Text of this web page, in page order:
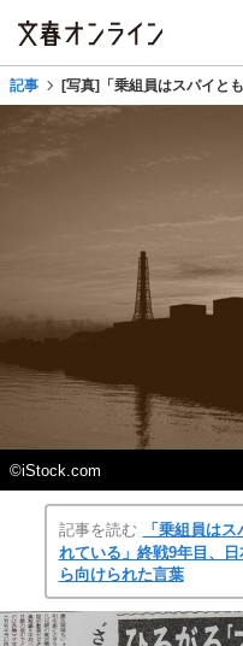
記事 [写真]「乗組員はスパイと
©iStock.com
記事を読む
「乗組員は
れている」終戦9年目、
ら向けられた言葉